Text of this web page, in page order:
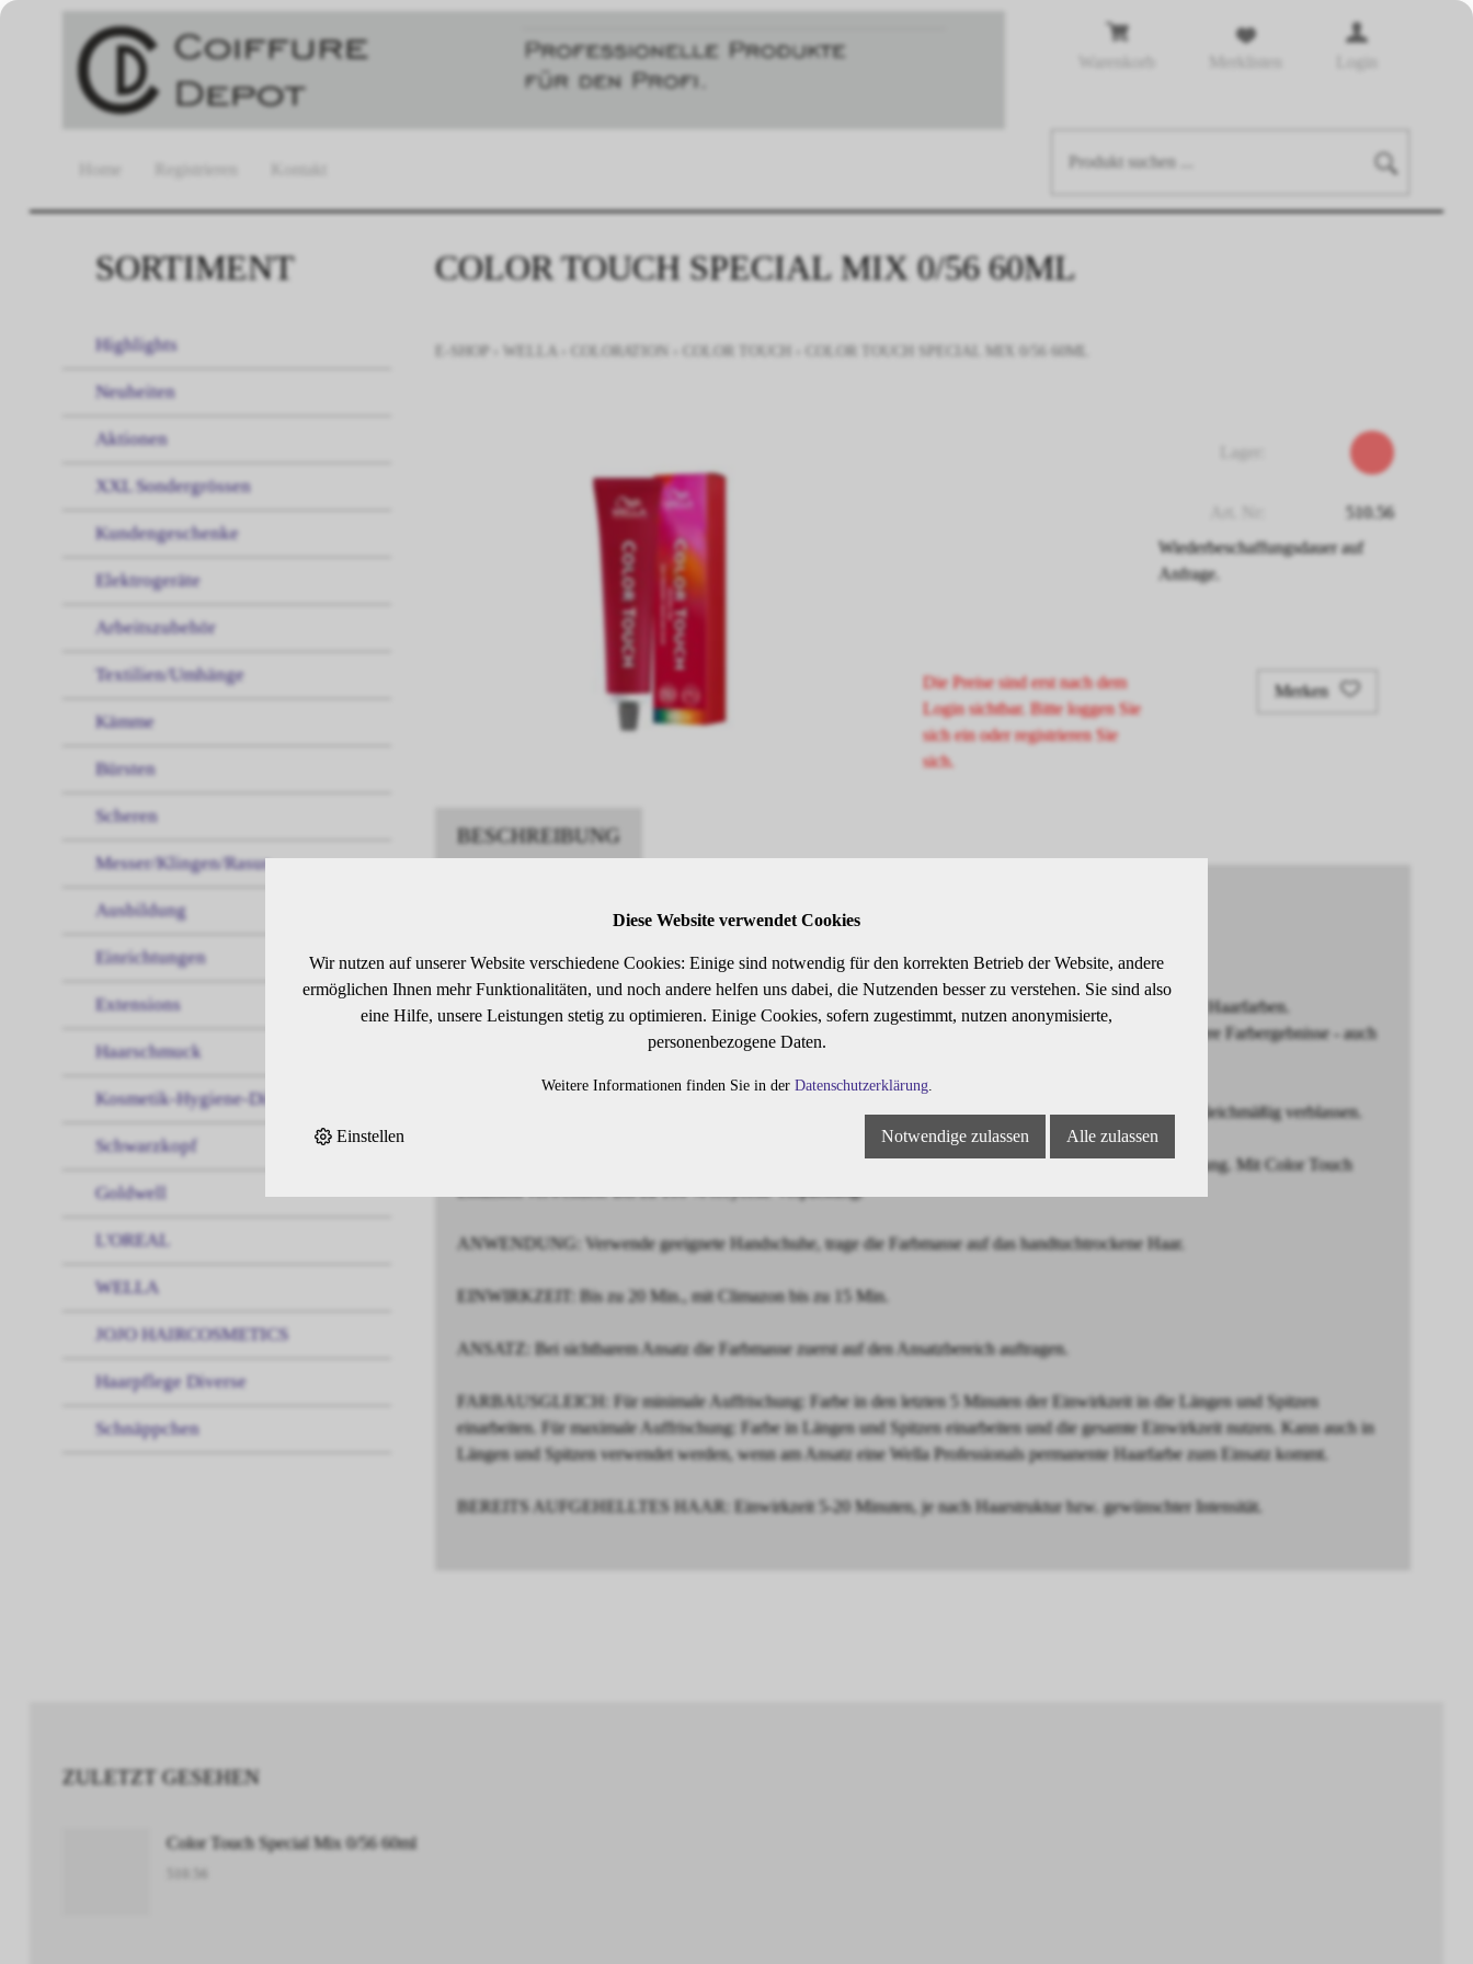
SORTIMENT
Highlights
Neuheiten
Aktionen
XXL Sondergrössen
Kundengeschenke
Elektrogeräte
Arbeitszubehör
Textilien/Umhänge
Kämme
Bürsten
Scheren
Messer/Klingen/Rasur
Ausbildung
Einrichtungen
Extensions
Haarschmuck
Kosmetik-Hygiene-Diverses
Schwarzkopf
Goldwell
L'OREAL
WELLA
JOJO HAIRCOSMETICS
Haarpflege Diverse
Schnäppchen
COLOR TOUCH SPECIAL MIX 0/56 60ML
E-SHOP WELLA COLORATION COLOR TOUCH COLOR TOUCH SPECIAL MIX 0/56 60ML
510.56
Wiederbeschaffungsdauer auf
Anfrage.
Die Preise sind erst nach dem
Login sichtbar. Bitte loggen Sie
sich ein oder registrieren Sie
sich.
Merken
BESCHREIBUNG
Demi-permanente Intensivtönung
mahagoni-violett
Wella Professionals Color Touch ist eine demi-permanente Haartönung für ultimativen Glanz und strahlende Haarfarben.
Die sanfte Formel enthält die Metal Purifier Technology für mehr Farbsicherheit und somit noch zuverlässigere Farbergebnisse - auch
Vegan, frei von Ammoniak, Silikonen und Mineralöl.
Mehr als 90 lebendige Farbtöne, untereinander mischbar. Lebendige Farbergebnisse, die nach 28 Wäschen gleichmäßig verblassen.
Bis zu 70 % Grauabdeckung mit harmonisch nachwachsendem Ansatz.
Optimierte Anwendung mit Flasche oder Pinsel und Schale. Tropffreie Formel für eine ultrapräzise Anwendung. Mit Color Touch
ANWENDUNG: Verwende geeignete Handschuhe, trage die Farbmasse auf das handtuchtrockene Haar.
EINWIRKZEIT: Bis zu 20 Min., mit Climazon bis zu 15 Min.
ANSATZ: Bei sichtbarem Ansatz die Farbmasse zuerst auf den Ansatzbereich auftragen.
FARBAUSGLEICH: Für minimale Auffrischung: Farbe in den letzten 5 Minuten der Einwirkzeit in die Längen und Spitzen
einarbeiten. Für maximale Auffrischung: Farbe in Längen und Spitzen einarbeiten und die gesamte Einwirkzeit nutzen. Kann auch in
Längen und Spitzen verwendet werden, wenn am Ansatz eine Wella Professionals permanente Haarfarbe zum Einsatz kommt.
BEREITS AUFGEHELLTES HAAR: Einwirkzeit 5-20 Minuten, je nach Haarstruktur bzw. gewünschter Intensität.
ZULETZT GESEHEN
Color Touch Special Mix 0/56 60ml
510.56
Diese Website verwendet Cookies
Wir nutzen auf unserer Website verschiedene Cookies: Einige sind notwendig für den korrekten Betrieb der Website, andere
ermöglichen Ihnen mehr Funktionalitäten, und noch andere helfen uns dabei, die Nutzenden besser zu verstehen. Sie sind also
eine Hilfe, unsere Leistungen stetig zu optimieren. Einige Cookies, sofern zugestimmt, nutzen anonymisierte,
personenbezogene Daten.
Weitere Informationen finden Sie in der Datenschutzerklärung.
Einstellen Notwendige zulassen Alle zulassen